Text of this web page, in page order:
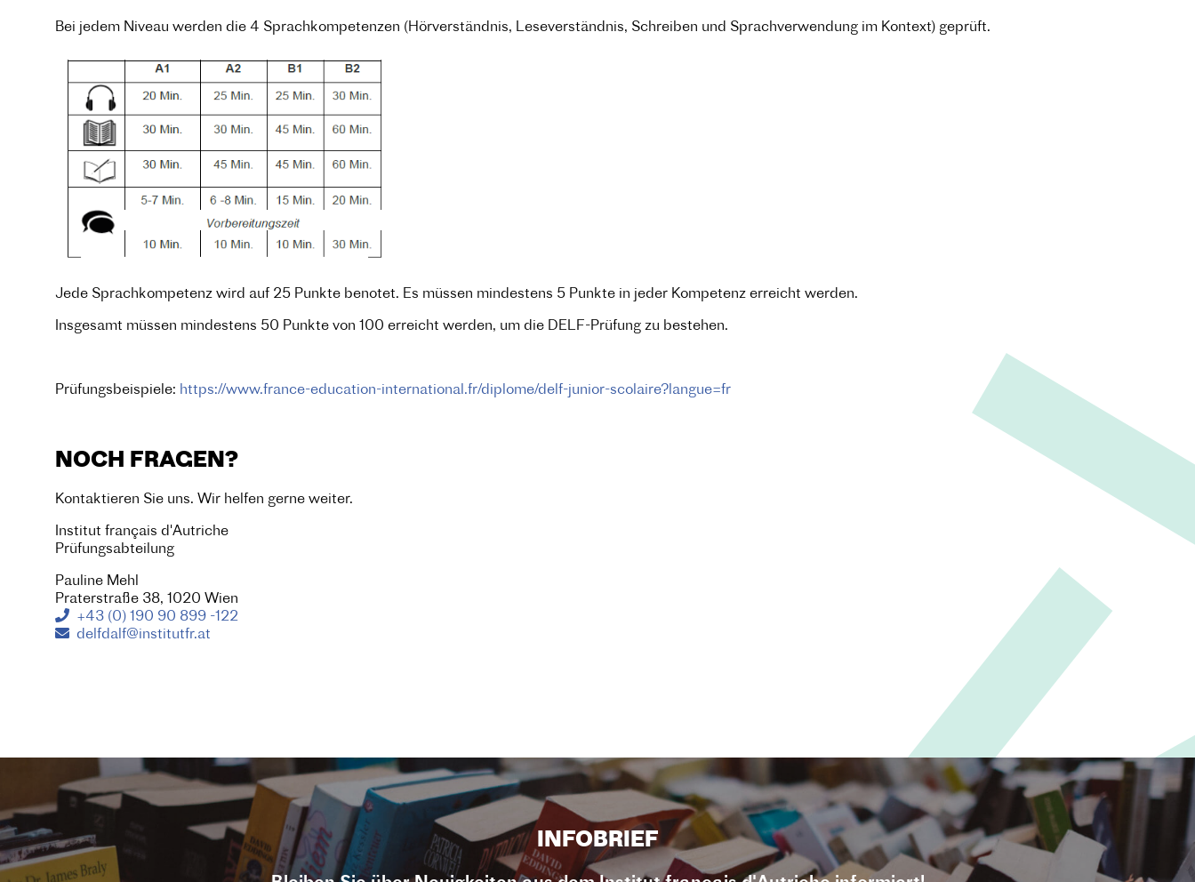
Bei jedem Niveau werden die 4 Sprachkompetenzen (Hörverständnis, Leseverständnis, Schreiben und Sprachverwendung im Kontext) geprüft.
Jede Sprachkompetenz wird auf 25 Punkte benotet. Es müssen mindestens 5 Punkte in jeder Kompetenz erreicht werden.
Insgesamt müssen mindestens 50 Punkte von 100 erreicht werden, um die DELF-Prüfung zu bestehen.
Prüfungsbeispiele: https://www.france-education-international.fr/diplome/delf-junior-scolaire?langue=fr
NOCH FRAGEN?
Kontaktieren Sie uns. Wir helfen gerne weiter.
Institut français d'Autriche
Prüfungsabteilung
Pauline Mehl
Praterstraße 38, 1020 Wien
+43 (0) 190 90 899 -122
delfdalf@institutfr.at
INFOBRIEF